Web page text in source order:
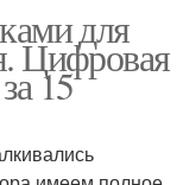
для
Цифровая
15